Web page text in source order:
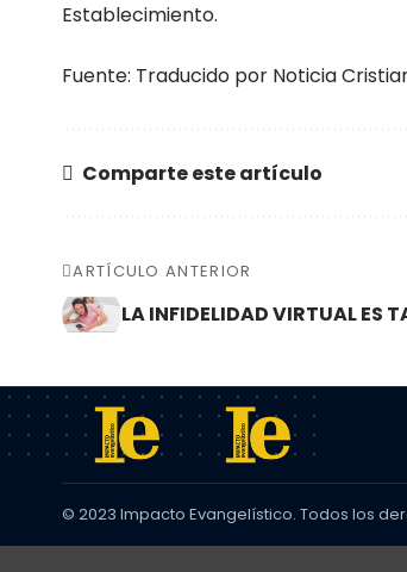
Establecimiento.
Fuente: Traducido por Noticia
Comparte este artículo
ARTÍCULO ANTERIOR
LA INFIDELIDAD VIRTUAL ES
© 2023 Impacto Evangelístico. Todos los